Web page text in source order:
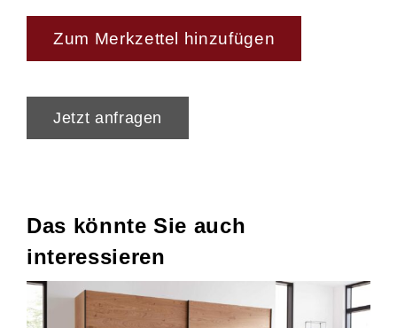
Zum Merkzettel hinzufügen
Jetzt anfragen
Das könnte Sie auch
interessieren